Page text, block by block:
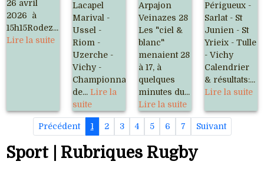
26 avril
2026 à
15h15Rodez...
Lire la suite
Lacapel
Marival -
Ussel -
Riom -
Uzerche -
Vichy -
Championnat
de... Lire la
suite
Arpajon
Veinazes 28
Les "ciel &
blanc"
menaient 28
à 17, à
quelques
minutes du...
Lire la suite
Périgueux -
Sarlat - St
Junien - St
Yrieix - Tulle
- Vichy
Calendrier
& résultats:...
Lire la suite
Précédent 1 2 3 4 5 6 7 Suivant
Sport | Rubriques Rugby